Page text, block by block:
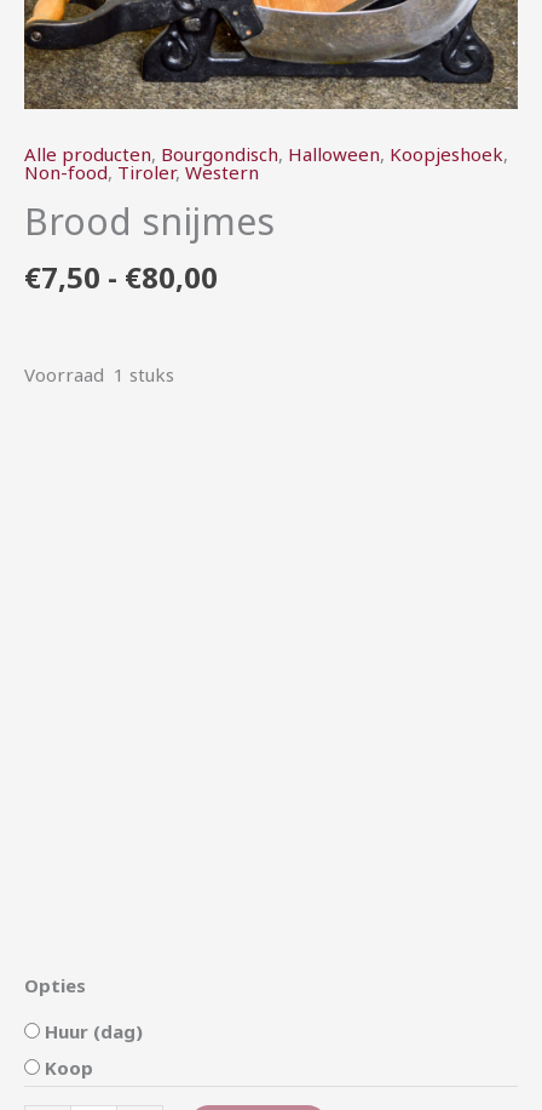
Alle producten, Bourgondisch, Halloween, Koopjeshoek,
Non-food, Tiroler, Western
Brood snijmes
€7,50 - €80,00
Voorraad 1 stuks
Opties
Huur (dag)
Koop